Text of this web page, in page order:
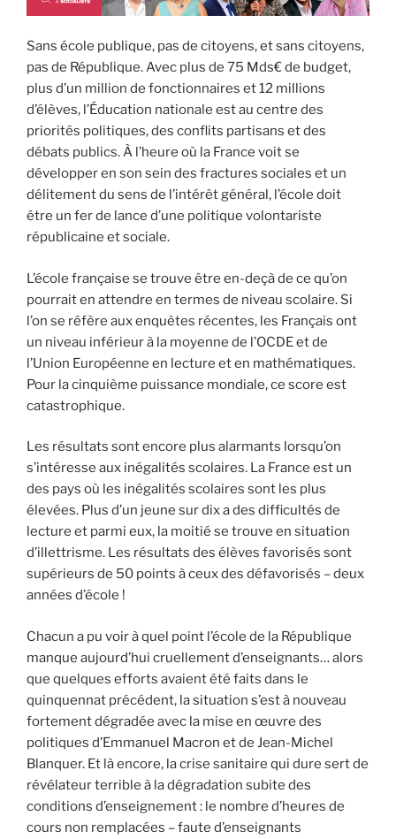
Sans école publique, pas de citoyens, et sans citoyens,
pas de République. Avec plus de 75 Mds€ de budget,
plus d’un million de fonctionnaires et 12 millions
d’élèves, l’Éducation nationale est au centre des
priorités politiques, des conflits partisans et des
débats publics. À l’heure où la France voit se
développer en son sein des fractures sociales et un
délitement du sens de l’intérêt général, l’école doit
être un fer de lance d’une politique volontariste
républicaine et sociale.
L’école française se trouve être en-deçà de ce qu’on
pourrait en attendre en termes de niveau scolaire. Si
l’on se réfère aux enquêtes récentes, les Français ont
un niveau inférieur à la moyenne de l’OCDE et de
l’Union Européenne en lecture et en mathématiques.
Pour la cinquième puissance mondiale, ce score est
catastrophique.
Les résultats sont encore plus alarmants lorsqu’on
s’intéresse aux inégalités scolaires. La France est un
des pays où les inégalités scolaires sont les plus
élevées. Plus d’un jeune sur dix a des difficultés de
lecture et parmi eux, la moitié se trouve en situation
d’illettrisme. Les résultats des élèves favorisés sont
supérieurs de 50 points à ceux des défavorisés – deux
années d’école !
Chacun a pu voir à quel point l’école de la République
manque aujourd’hui cruellement d’enseignants… alors
que quelques efforts avaient été faits dans le
quinquennat précédent, la situation s’est à nouveau
fortement dégradée avec la mise en œuvre des
politiques d’Emmanuel Macron et de Jean-Michel
Blanquer. Et là encore, la crise sanitaire qui dure sert de
révélateur terrible à la dégradation subite des
conditions d’enseignement : le nombre d’heures de
cours non remplacées – faute d’enseignants